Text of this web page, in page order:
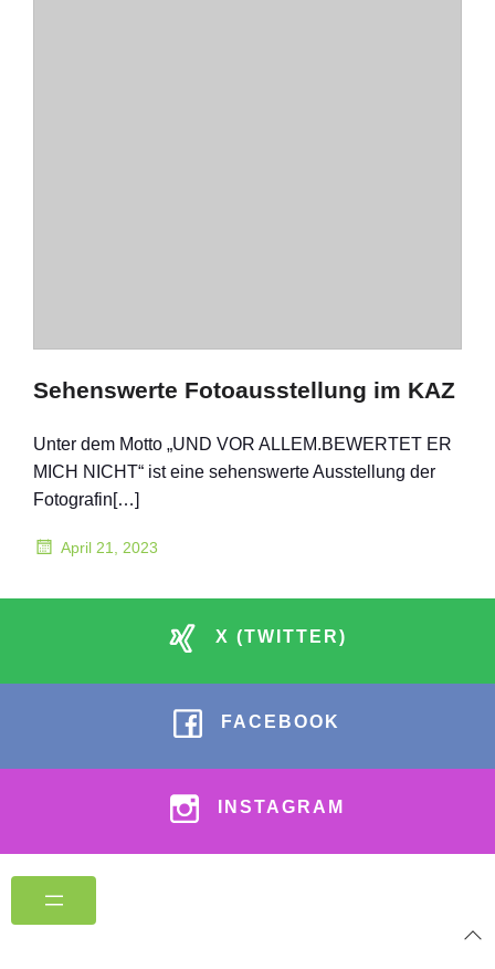
Sehenswerte Fotoausstellung im KAZ
Unter dem Motto „UND VOR ALLEM.BEWERTET ER
MICH NICHT“ ist eine sehenswerte Ausstellung der
Fotografin[…]
April 21, 2023
X (TWITTER)
FACEBOOK
INSTAGRAM